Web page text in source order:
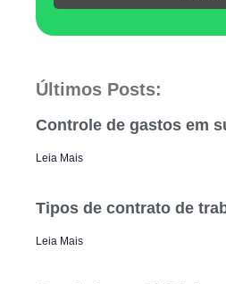
Últimos Posts:
Controle de gastos em
Leia Mais
Tipos de contrato de
Leia Mais